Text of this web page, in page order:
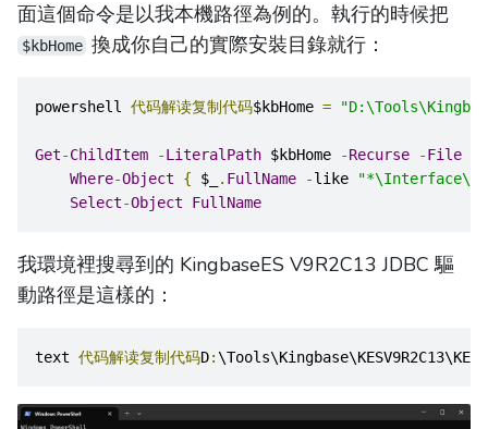
面這個命令是以我本機路徑為例的。執行的時候把
$kbHome 換成你自己的實際安裝目錄就行：
powershell 代码解读复制代码$kbHome =
Get-ChildItem -LiteralPath $kbHome -Recurse -File
Where-Object { $_ . FullName -like
Select-Object FullName
我環境裡搜尋到的 KingbaseES V9R2C13 JDBC 驅
動路徑是這樣的：
text 代码解读复制代码D: